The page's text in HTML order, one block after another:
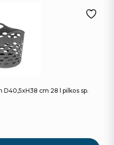
D40,5xH38 cm 28 l pilkos sp.